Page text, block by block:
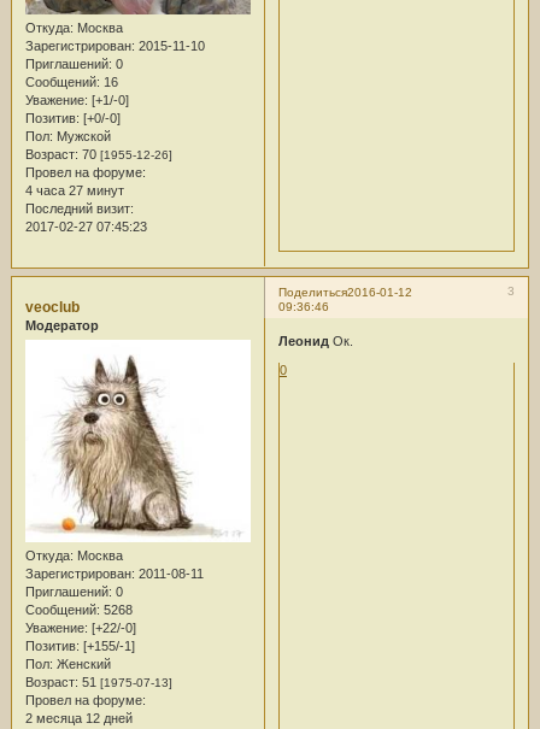
Откуда: Москва
Зарегистрирован: 2015-11-10
Приглашений: 0
Сообщений: 16
Уважение: [+1/-0]
Позитив: [+0/-0]
Пол: Мужской
Возраст: 70 [1955-12-26]
Провел на форуме:
4 часа 27 минут
Последний визит:
2017-02-27 07:45:23
Поделиться 3
2016-01-12
09:36:46
veoclub
Модератор
Откуда: Москва
Зарегистрирован: 2011-08-11
Приглашений: 0
Сообщений: 5268
Уважение: [+22/-0]
Позитив: [+155/-1]
Пол: Женский
Возраст: 51 [1975-07-13]
Провел на форуме:
2 месяца 12 дней
Леонид Ок.
0